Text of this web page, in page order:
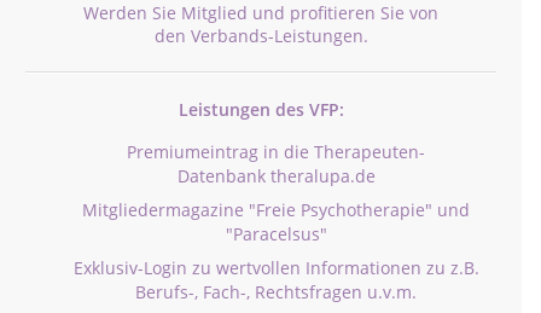
Werden Sie Mitglied und profitieren Sie von
den Verbands-Leistungen.
Leistungen des VFP:
Premiumeintrag in die Therapeuten-
Datenbank theralupa.de
Mitgliedermagazine "Freie Psychotherapie" und
"Paracelsus"
Exklusiv-Login zu wertvollen Informationen zu z.B.
Berufs-, Fach-, Rechtsfragen u.v.m.